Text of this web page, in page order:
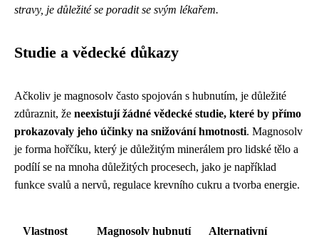
stravy, je důležité se poradit se svým lékařem.
Studie a vědecké důkazy
Ačkoliv je magnosolv často spojován s hubnutím, je důležité
zdůraznit, že neexistují žádné vědecké studie, které by přímo
prokazovaly jeho účinky na snižování hmotnosti. Magnosolv
je forma hořčíku, který je důležitým minerálem pro lidské tělo a
podílí se na mnoha důležitých procesech, jako je například
funkce svalů a nervů, regulace krevního cukru a tvorba energie.
Vlastnost Magnosolv hubnutí
Alternativní